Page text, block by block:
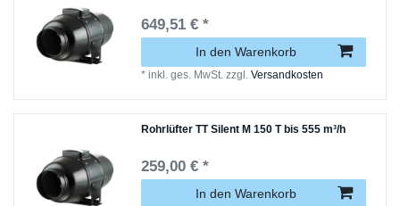
649,51 € *
In den Warenkorb
*inkl. ges. MwSt. zzgl.Versandkosten
Rohrlüfter TT Silent M 150 T bis 555 m³/h
259,00 € *
In den Warenkorb